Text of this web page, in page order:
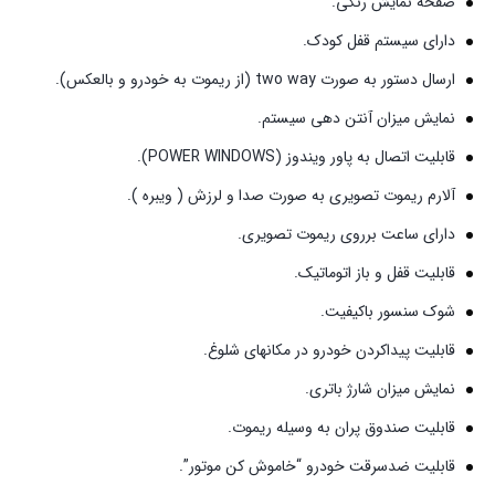
دارای سیستم قفل کودک.
ارسال دستور به صورت two way (از ریموت به خودرو و بالعکس).
نمایش میزان آنتن دهی سیستم.
قابلیت اتصال به پاور ویندوز (POWER WINDOWS).
آلارم ریموت تصویری به صورت صدا و لرزش ( ویبره ).
دارای ساعت برروی ریموت تصویری.
قابلیت قفل و باز اتوماتیک.
شوک سنسور باکیفیت.
قابلیت پیداکردن خودرو در مکانهای شلوغ.
نمایش میزان شارژ باتری.
قابلیت صندوق پران به وسیله ریموت.
قابلیت ضدسرقت خودرو “خاموش کن موتور”.